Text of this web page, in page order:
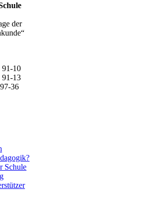
der
91-10
91-13
36
Schule